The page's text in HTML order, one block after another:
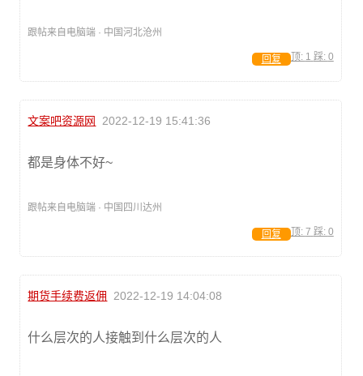
跟帖来自电脑端 · 中国河北沧州
顶: 1 踩: 0
回复
文案吧资源网 2022-12-19 15:41:36
都是身体不好~
跟帖来自电脑端 · 中国四川达州
顶: 7 踩: 0
回复
期货手续费返佣 2022-12-19 14:04:08
什么层次的人接触到什么层次的人